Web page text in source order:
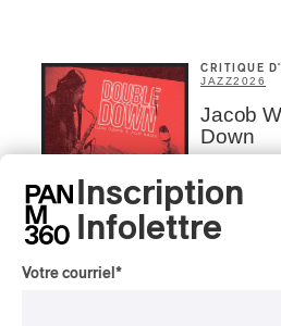
CRITIQUE
JAZZ2026
Jacob
Down
Par Frédéric
CLASSIQUE
CLASSIQUE
Inscription
Infolettre
Votre courriel *